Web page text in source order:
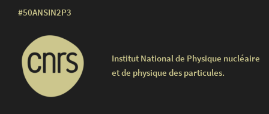
#50ANSIN2P3
Institut National de Physique nucléaire
et de physique des particules.